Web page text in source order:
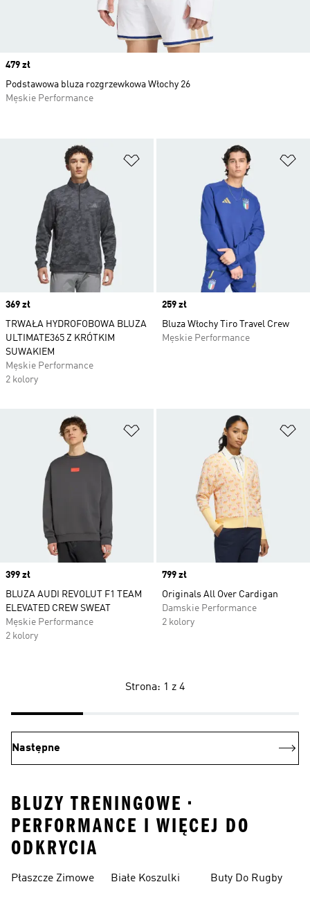
Dodaj do listy życzeń
Price
369 zł
TRWAŁA HYDROFOBOWA BLUZA
ULTIMATE365 Z KRÓTKIM
SUWAKIEM
Męskie Performance
2 kolory
Price
259 zł
Bluza Włochy Tiro Travel Crew
Męskie Performance
Dodaj do listy życzeń
Price
399 zł
BLUZA AUDI REVOLUT F1 TEAM
ELEVATED CREW SWEAT
Męskie Performance
2 kolory
Price
799 zł
Originals All Over Cardigan
Damskie Performance
2 kolory
Price
479 zł
Podstawowa bluza rozgrzewkowa Włochy 26
Męskie Performance
Strona: 1 z 4
Następne
BLUZY TRENINGOWE •
PERFORMANCE I WIĘCEJ DO
ODKRYCIA
Płaszcze Zimowe Białe Koszulki Buty Do Rugby